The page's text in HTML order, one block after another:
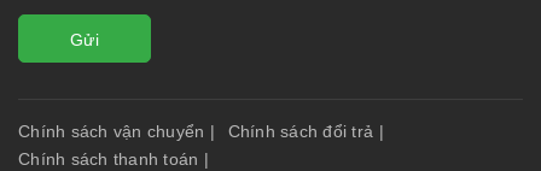
Gửi
Chính sách vận chuyển | Chính sách đổi trả |
Chính sách thanh toán |